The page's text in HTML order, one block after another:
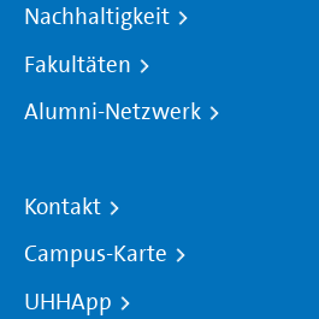
Nachhaltigkeit
Fakultäten
Alumni-Netzwerk
Kontakt
Campus-Karte
UHHApp